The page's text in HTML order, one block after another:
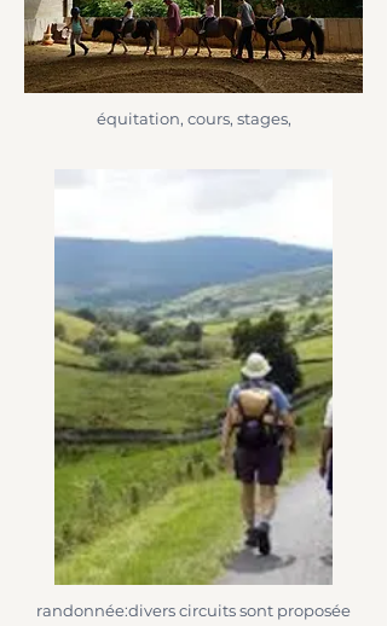
équitation, cours, stages,
randonnée:divers circuits sont proposée